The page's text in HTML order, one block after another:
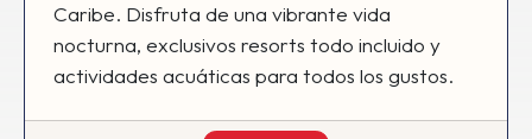
Caribe. Disfruta de una vibrante vida
nocturna, exclusivos resorts todo incluido y
actividades acuáticas para todos los gustos.